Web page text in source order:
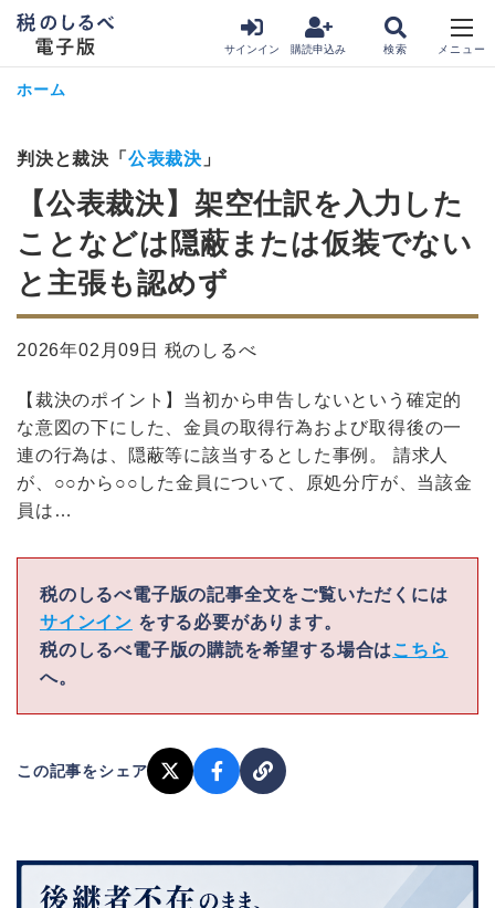
サインイン 購読申込み
ホーム
判決と裁決「 公表裁決 」
【公表裁決】架空仕訳を入力した
ことなどは隠蔽または仮装でない
と主張も認めず
2026年02月09日 税のしるべ
【裁決のポイント】当初から申告しないという確定的
な意図の下にした、金員の取得行為および取得後の一
連の行為は、隠蔽等に該当するとした事例。 請求人
が、○○から○○した金員について、原処分庁が、当該金
員は…
税のしるべ電子版の記事全文をご覧いただくには
サインイン をする必要があります。
税のしるべ電子版の購読を希望する場合は こちら
へ。
この記事をシェア